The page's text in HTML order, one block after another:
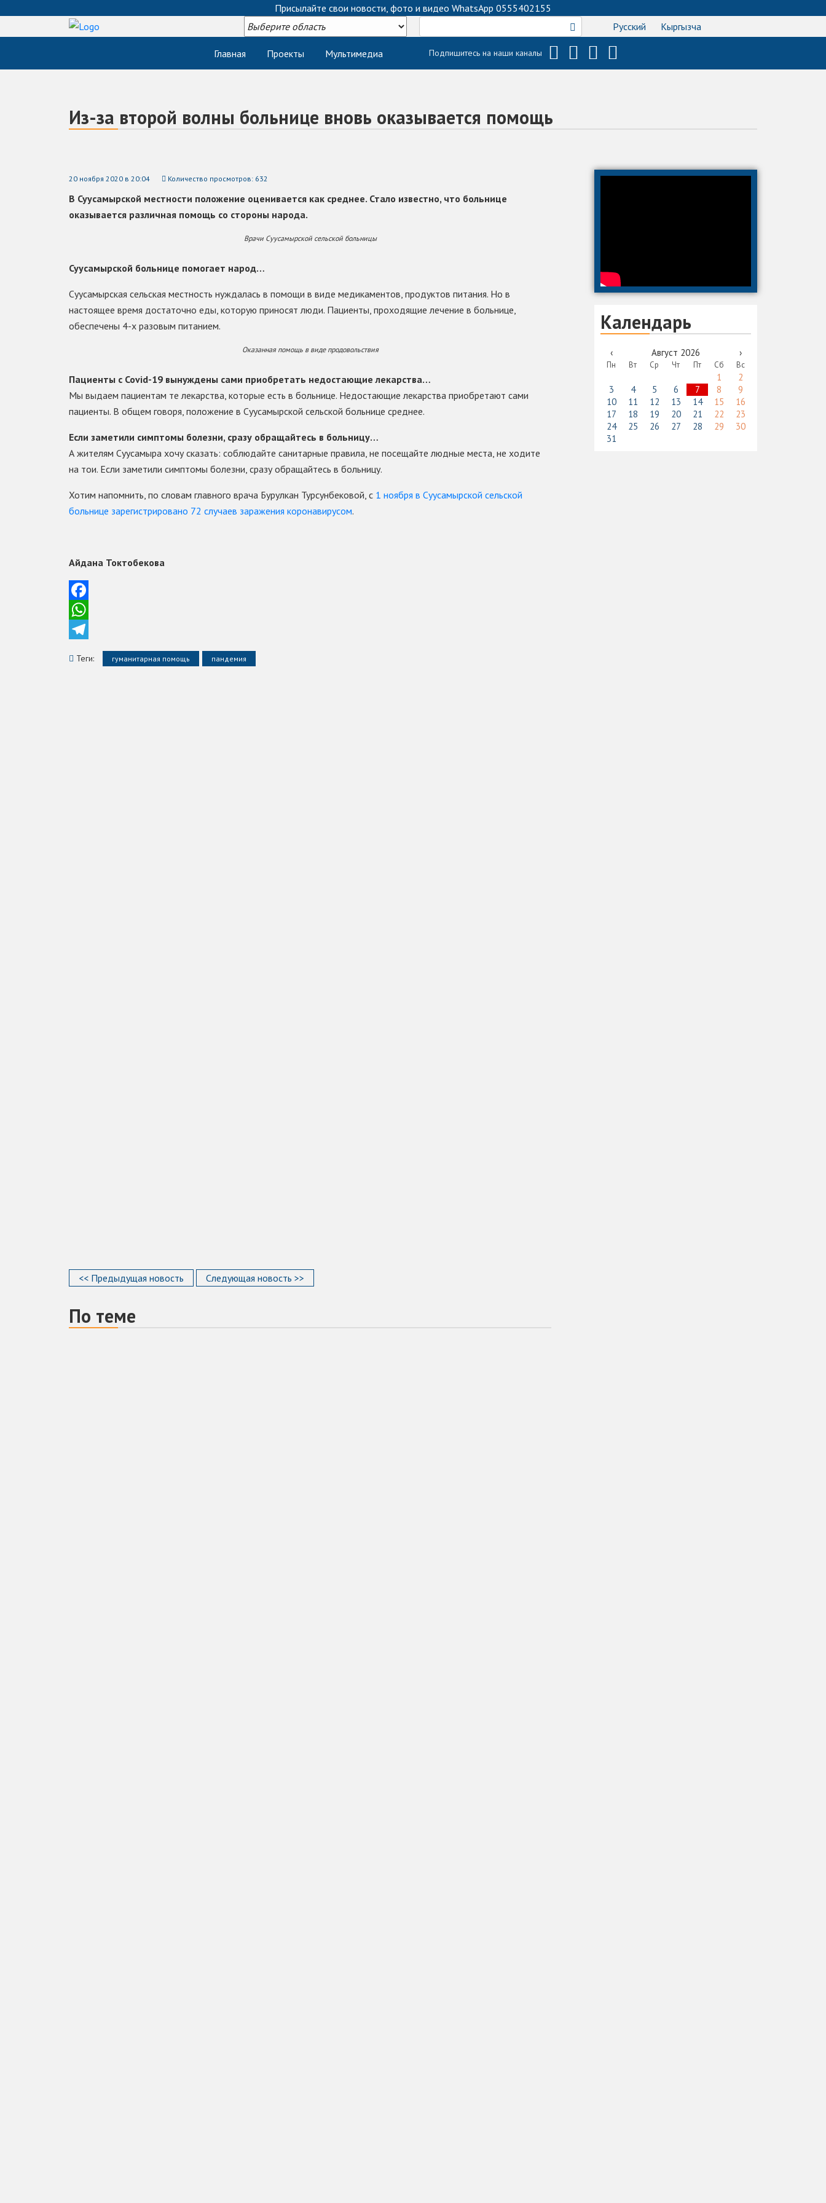
Присылайте свои новости, фото и видео WhatsApp 0555402155
Русский
Кыргызча
Главная Проекты Мультимедиа Подпишитесь на наши каналы
Из-за второй волны больнице вновь оказывается помощь
20 ноября 2020 в 20:04 Количество просмотров: 632
В Суусамырской местности положение оценивается как среднее. Стало известно, что больнице
оказывается различная помощь со стороны народа.
Врачи Суусамырской сельской больницы
Суусамырской больнице помогает народ…
Суусамырская сельская местность нуждалась в помощи в виде медикаментов, продуктов питания. Но в
настоящее время достаточно еды, которую приносят люди. Пациенты, проходящие лечение в больнице,
обеспечены 4-х разовым питанием.
Оказанная помощь в виде продовольствия
Пациенты с Covid-19 вынуждены сами приобретать недостающие лекарства…
Мы выдаем пациентам те лекарства, которые есть в больнице. Недостающие лекарства приобретают сами
пациенты. В общем говоря, положение в Суусамырской сельской больнице среднее.
Если заметили симптомы болезни, сразу обращайтесь в больницу…
А жителям Суусамыра хочу сказать: соблюдайте санитарные правила, не посещайте людные места, не ходите
на тои. Если заметили симптомы болезни, сразу обращайтесь в больницу.
Хотим напомнить, по словам главного врача Бурулкан Турсунбековой, с 1 ноября в Суусамырской сельской
больнице зарегистрировано 72 случаев заражения коронавирусом.
Айдана Токтобекова
Facebook
WhatsApp
Telegram
Теги:
гуманитарная помощь пандемия
<< Предыдущая новость Следующая новость >>
По теме
Календарь
‹ Август 2026 ›
Пн Вт Ср Чт Пт Сб Вс
1
2
3
4 5 6 7 8
9
10
11 12 13 14 15
16
17
18 19 20 21 22
23
24
25 26 27 28 29
30
31